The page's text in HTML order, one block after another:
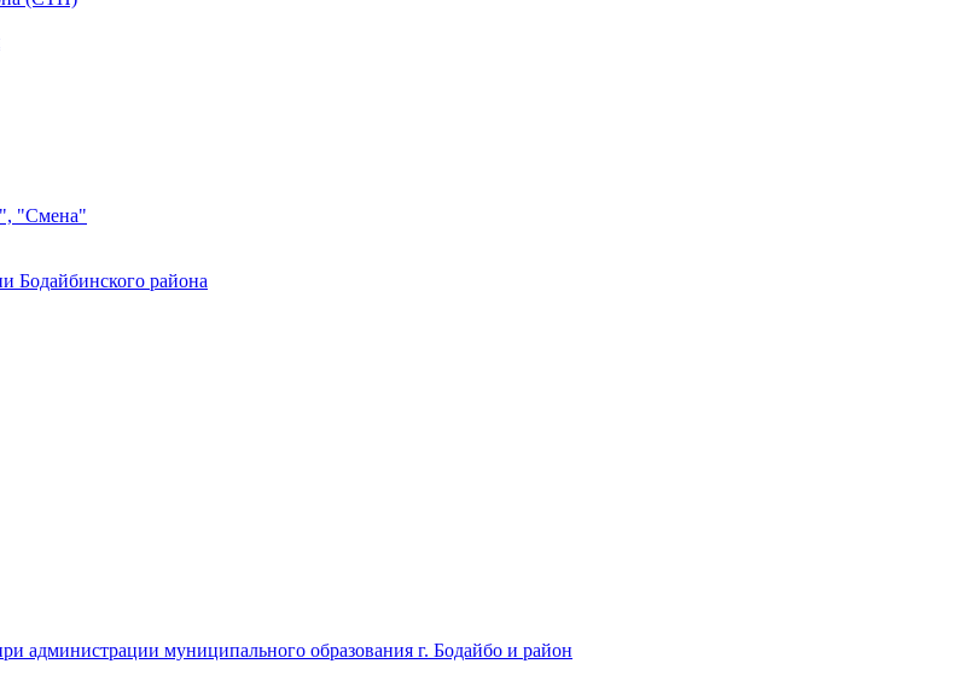
"Смена"
Бодайбинского района
администрации муниципального образования г. Бодайбо и район